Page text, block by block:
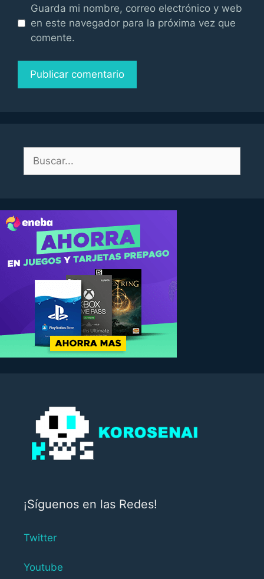
Guarda mi nombre, correo electrónico y web
en este navegador para la próxima vez que
comente.
¡Síguenos en las Redes!
Twitter
Youtube